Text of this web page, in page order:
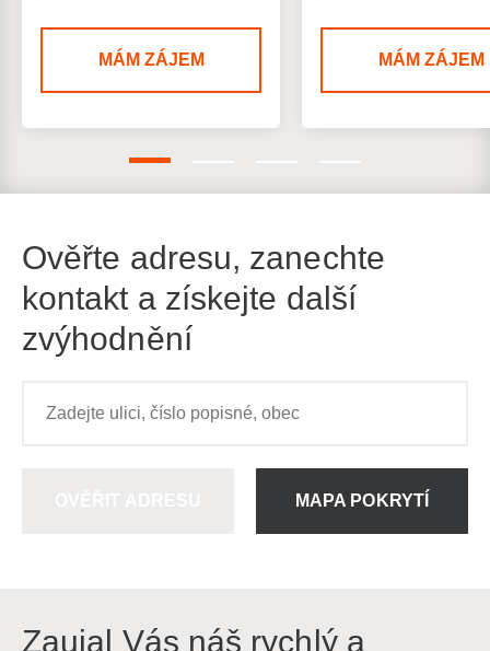
MÁM ZÁJEM MÁM ZÁJEM
Ověřte adresu, zanechte
kontakt a získejte další
zvýhodnění
MAPA POKRYTÍ
Zaujal Vás náš rychlý a